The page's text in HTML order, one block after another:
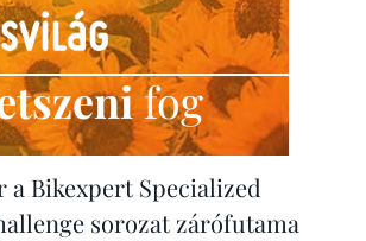
fog
a Bikexpert Specialized
sorozat zárófutama